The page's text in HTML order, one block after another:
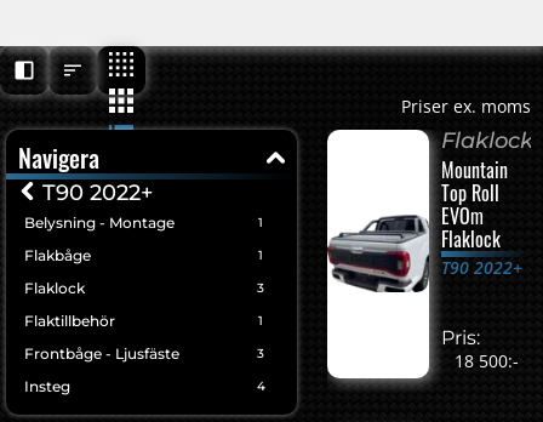
Priser ex. moms
Navigera
T90 2022+
Belysning - Montage 1
Flakbåge 1
Flaklock 3
Flaktillbehör 1
Frontbåge - Ljusfäste 3
Insteg 4
Flaklock
Mountain
Top Roll
EVOm
Flaklock
T90 2022+
Pris:
18 500:-